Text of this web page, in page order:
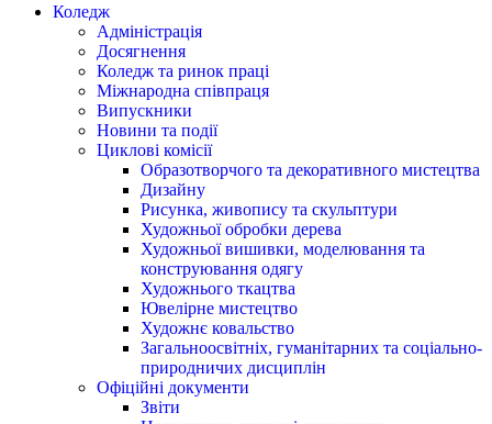
Коледж
Адміністрація
Досягнення
Коледж та ринок праці
Міжнародна співпраця
Випускники
Новини та події
Циклові комісії
Образотворчого та декоративного мистецтва
Дизайну
Рисунка, живопису та скульптури
Художньої обробки дерева
Художньої вишивки, моделювання та
конструювання одягу
Художнього ткацтва
Ювелірне мистецтво
Художнє ковальство
Загальноосвітніх, гуманітарних та соціально-
природничих дисциплін
Офіційні документи
Звіти